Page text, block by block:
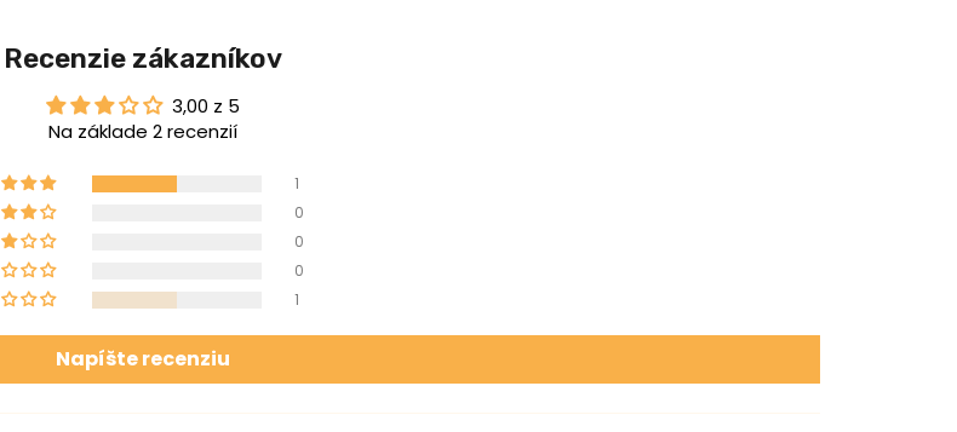
Recenzie zákazníkov
3,00 z 5
Na základe 2 recenzií
1
0
0
0
1
Napíšte recenziu